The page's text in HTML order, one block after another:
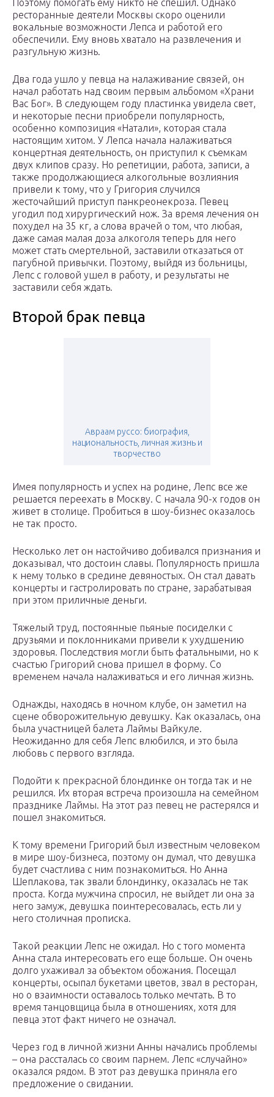
Поэтому помогать ему никто не спешил. Однако
ресторанные деятели Москвы скоро оценили
вокальные возможности Лепса и работой его
обеспечили. Ему вновь хватало на развлечения и
разгульную жизнь.
Два года ушло у певца на налаживание связей, он
начал работать над своим первым альбомом «Храни
Вас Бог». В следующем году пластинка увидела свет,
и некоторые песни приобрели популярность,
особенно композиция «Натали», которая стала
настоящим хитом. У Лепса начала налаживаться
концертная деятельность, он приступил к съемкам
двух клипов сразу. Но репетиции, работа, записи, а
также продолжающиеся алкогольные возлияния
привели к тому, что у Григория случился
жесточайший приступ панкреонекроза. Певец
угодил под хирургический нож. За время лечения он
похудел на 35 кг, а слова врачей о том, что любая,
даже самая малая доза алкоголя теперь для него
может стать смертельной, заставили отказаться от
пагубной привычки. Поэтому, выйдя из больницы,
Лепс с головой ушел в работу, и результаты не
заставили себя ждать.
Второй брак певца
Авраам руссо: биография,
национальность, личная жизнь и
творчество
Имея популярность и успех на родине, Лепс все же
решается переехать в Москву. С начала 90-х годов он
живет в столице. Пробиться в шоу-бизнес оказалось
не так просто.
Несколько лет он настойчиво добивался признания и
доказывал, что достоин славы. Популярность пришла
к нему только в средине девяностых. Он стал давать
концерты и гастролировать по стране, зарабатывая
при этом приличные деньги.
Тяжелый труд, постоянные пьяные посиделки с
друзьями и поклонниками привели к ухудшению
здоровья. Последствия могли быть фатальными, но к
счастью Григорий снова пришел в форму. Со
временем начала налаживаться и его личная жизнь.
Однажды, находясь в ночном клубе, он заметил на
сцене обворожительную девушку. Как оказалась, она
была участницей балета Лаймы Вайкуле.
Неожиданно для себя Лепс влюбился, и это была
любовь с первого взгляда.
Подойти к прекрасной блондинке он тогда так и не
решился. Их вторая встреча произошла на семейном
празднике Лаймы. На этот раз певец не растерялся и
пошел знакомиться.
К тому времени Григорий был известным человеком
в мире шоу-бизнеса, поэтому он думал, что девушка
будет счастлива с ним познакомиться. Но Анна
Шеплакова, так звали блондинку, оказалась не так
проста. Когда мужчина спросил, не выйдет ли она за
него замуж, девушка поинтересовалась, есть ли у
него столичная прописка.
Такой реакции Лепс не ожидал. Но с того момента
Анна стала интересовать его еще больше. Он очень
долго ухаживал за объектом обожания. Посещал
концерты, осыпал букетами цветов, звал в ресторан,
но о взаимности оставалось только мечтать. В то
время танцовщица была в отношениях, хотя для
певца этот факт ничего не означал.
Через год в личной жизни Анны начались проблемы
– она рассталась со своим парнем. Лепс «случайно»
оказался рядом. В этот раз девушка приняла его
предложение о свидании.